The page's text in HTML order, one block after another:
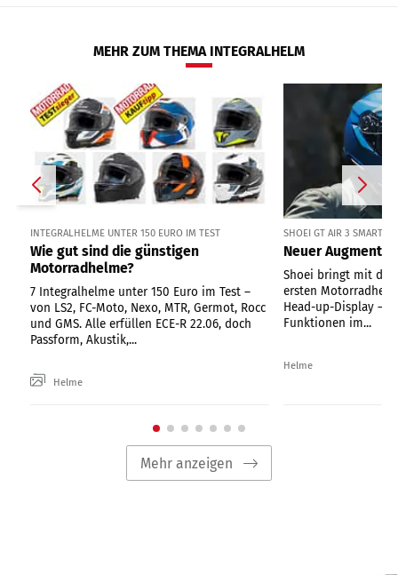
MEHR ZUM THEMA INTEGRALHELM
INTEGRALHELME UNTER 150 EURO IM TEST
Wie gut sind die günstigen
Motorradhelme?
7 Integralhelme unter 150 Euro im Test –
von LS2, FC-Moto, Nexo, MTR, Germot, Rocc
und GMS. Alle erfüllen ECE-R 22.06, doch
Passform, Akustik,...
Helme
SHOEI GT AIR 3 SMART
Neuer
Shoei bringt mit
ersten
Head-up-Display –
Funktionen im...
Helme
Mehr anzeigen